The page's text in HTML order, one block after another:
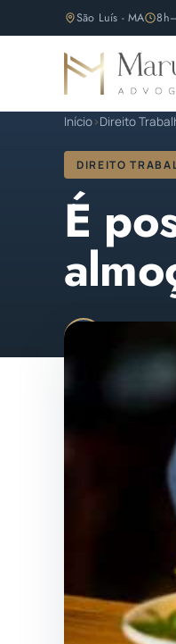
São Luís - MA
Início›Direito
DIREITO
É
OAB/MA 11.810